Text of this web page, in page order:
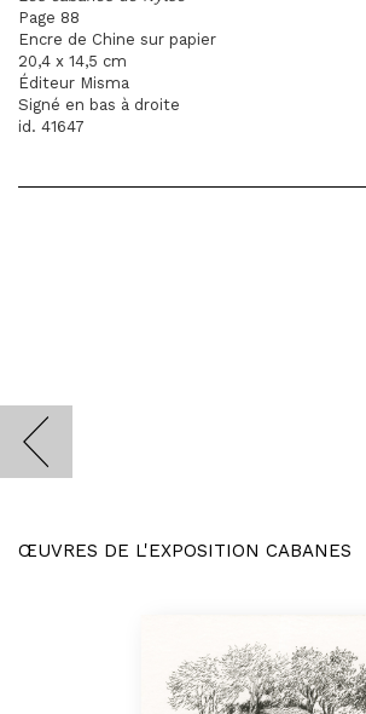
Page 88
Encre de Chine sur papier
20,4 x 14,5 cm
Éditeur Misma
Signé en bas à droite
id. 41647
ŒUVRES DE L'EXPOSITION CABANES